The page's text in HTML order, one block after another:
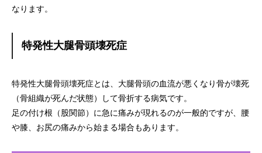
なります。
特発性大腿骨頭壊死症
特発性大腿骨頭壊死症とは、大腿骨頭の血流が悪くなり骨が壊死
（骨組織が死んだ状態）して骨折する病気です。
足の付け根（股関節）に急に痛みが現れるのが一般的ですが、腰
や膝、お尻の痛みから始まる場合もあります。